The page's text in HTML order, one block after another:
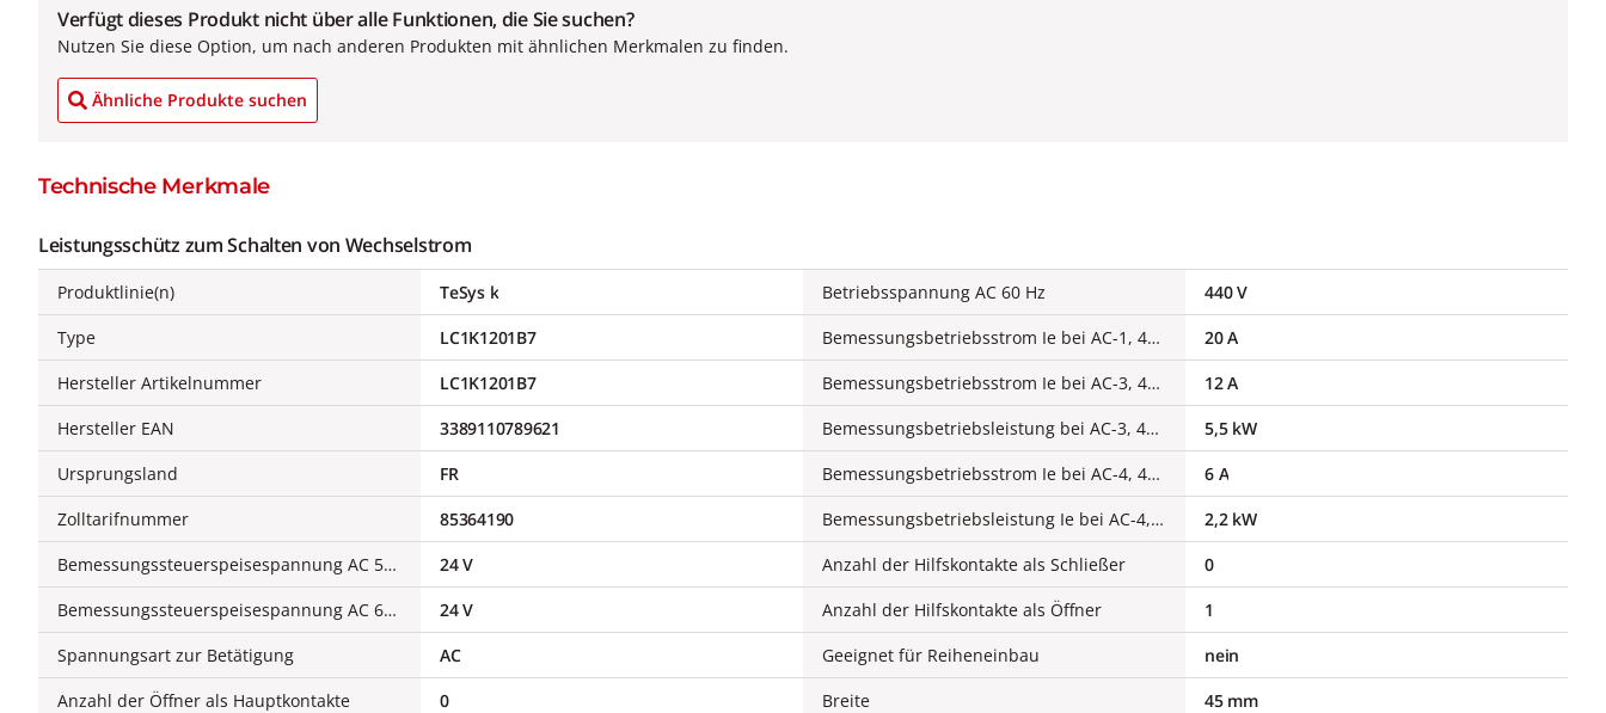
Verfügt dieses Produkt nicht über alle Funktionen, die Sie suchen?
Nutzen Sie diese Option, um nach anderen Produkten mit ähnlichen Merkmalen zu finden.
Ähnliche Produkte suchen
Technische Merkmale
Leistungsschütz zum Schalten von Wechselstrom
Produktlinie(n)
TeSys k
Type
LC1K1201B7
Hersteller Artikelnummer
LC1K1201B7
Hersteller EAN
3389110789621
Ursprungsland
FR
Zolltarifnummer
85364190
Bemessungssteuerspeisespannung AC 50 Hz
24 V
Bemessungssteuerspeisespannung AC 60 Hz
24 V
Spannungsart zur Betätigung
AC
Anzahl der Öffner als Hauptkontakte
0
Betriebsspannung AC 60 Hz
440 V
Bemessungsbetriebsstrom Ie bei AC-1, 400 V
20 A
Bemessungsbetriebsstrom Ie bei AC-3, 400 V
12 A
Bemessungsbetriebsleistung bei AC-3, 400 V
5,5 kW
Bemessungsbetriebsstrom Ie bei AC-4, 400 V
6 A
Bemessungsbetriebsleistung Ie bei AC-4, 400 V
2,2 kW
Anzahl der Hilfskontakte als Schließer
0
Anzahl der Hilfskontakte als Öffner
1
Geeignet für Reiheneinbau
nein
Breite
45 mm